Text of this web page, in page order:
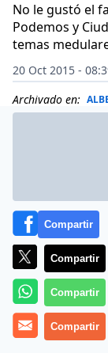
No le gustó el
Podemos y
temas
20 Oct 2015 -
Archivado en:
Compartir
Compartir
Compartir
Compartir